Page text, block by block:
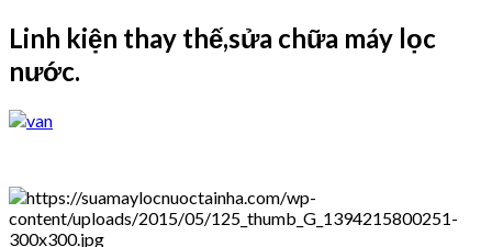
Linh kiện thay thế,sửa chữa máy lọc
nước.